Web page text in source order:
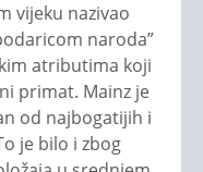
vijeku na­zivao
naroda”
atri­bu­tima koji
primat. Mainz je
od najbogatijih i
je bilo i zbog